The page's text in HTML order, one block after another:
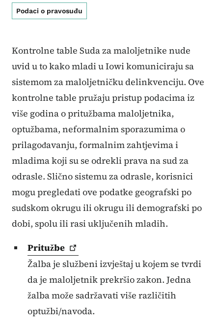
Podaci o pravosuđu
Kontrolne table Suda za maloljetnike nude
uvid u to kako mladi u Iowi komuniciraju sa
sistemom za maloljetničku delinkvenciju. Ove
kontrolne table pružaju pristup podacima iz
više godina o pritužbama maloljetnika,
optužbama, neformalnim sporazumima o
prilagođavanju, formalnim zahtjevima i
mladima koji su se odrekli prava na sud za
odrasle. Slično sistemu za odrasle, korisnici
mogu pregledati ove podatke geografski po
sudskom okrugu ili okrugu ili demografski po
dobi, spolu ili rasi uključenih mladih.
Pritužbe
Žalba je službeni izvještaj u kojem se tvrdi
da je maloljetnik prekršio zakon. Jedna
žalba može sadržavati više različitih
optužbi/navoda.